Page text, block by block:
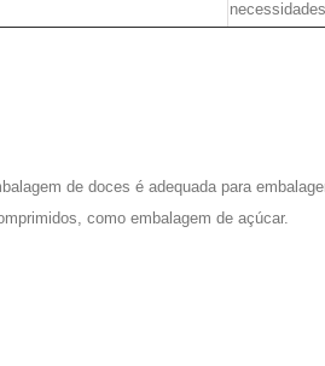
de doces é adequada para
como embalagem de açúcar.